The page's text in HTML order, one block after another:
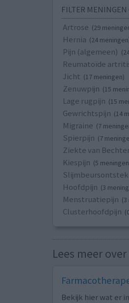
FILTER
Artrose (29
Hernia (24
Pijn (algemeen)
Reumatoïde
Jicht (17 meningen)
Zenuwpijn (15
Lage rugpijn (15
Gewrichtspijn (14
Migraine (7
Spierpijn (7
Ziekte van
Kiespijn (5
Hoofdpijn (3
Menstruatiepijn
Clusterhoofdpijn
Lees meer
Bekijk hier wat er